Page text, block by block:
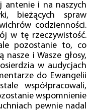
antenie i na naszych
bieżących spraw
codzienności.
w tę rzeczywistość.
pozostanie to, co
nasze i Wasze głosy,
w audycjach
do Ewangelii
współpracowali,
wspomnienie
pewnie nadal